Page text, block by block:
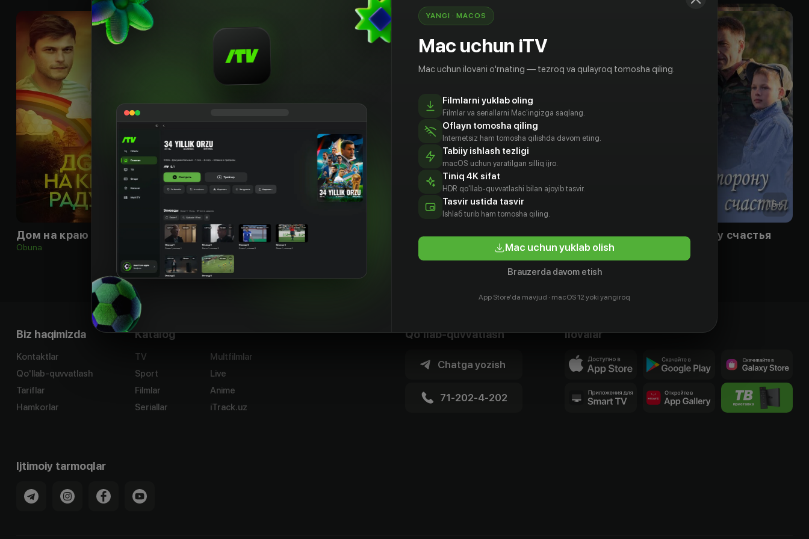
Дом на краю радуги
Obuna
Наследство
Obuna
16+
Обещаю не любить Хвостолюбы
Obuna
16+
По ту сторону счастья
Biz haqimizda
Kontaktlar
Qo'llab-quvvatlash
Tariflar
Hamkorlar
Katalog
TV
Sport
Filmlar
Seriallar
Multfilmlar
Live
Anime
iTrack.uz
Qo'llab-quvvatlash
Chatga yozish
71-202-4-202
Ilovalar
Ijtimoiy tarmoqlar
YANGI · MACOS
Mac uchun iTV
Mac uchun ilovani o'rnating — tezroq va qulayroq tomosha qiling.
Filmlarni yuklab oling
Filmlar va seriallarni Mac'ingizga saqlang.
Oflayn tomosha qiling
Internetsiz ham tomosha qilishda davom eting.
Tabiiy ishlash tezligi
macOS uchun yaratilgan silliq ijro.
Tiniq 4K sifat
HDR qo'llab-quvvatlashi bilan ajoyib tasvir.
Tasvir ustida tasvir
Ishlаб turib ham tomosha qiling.
Mac uchun yuklab olish
Brauzerda davom etish
App Store'da mavjud · macOS 12 yoki yangiroq